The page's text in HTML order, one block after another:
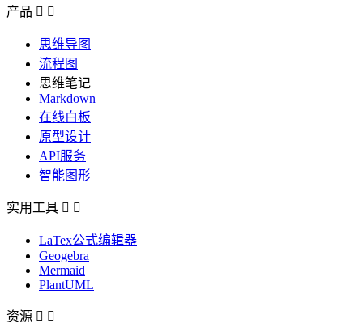
产品  
思维导图
流程图
思维笔记
Markdown
在线白板
原型设计
API服务
智能图形
实用工具  
LaTex公式编辑器
Geogebra
Mermaid
PlantUML
资源  